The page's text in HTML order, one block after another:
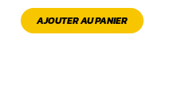
AJOUTER AU PANIER